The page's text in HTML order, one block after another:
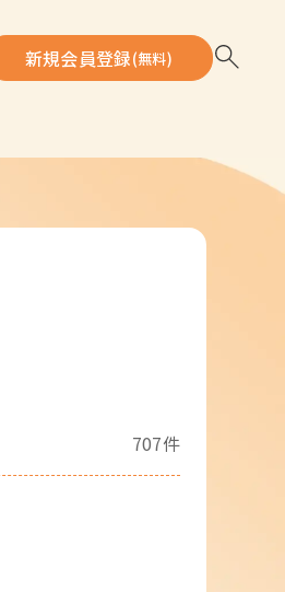
新規会員登録(無料)
707件